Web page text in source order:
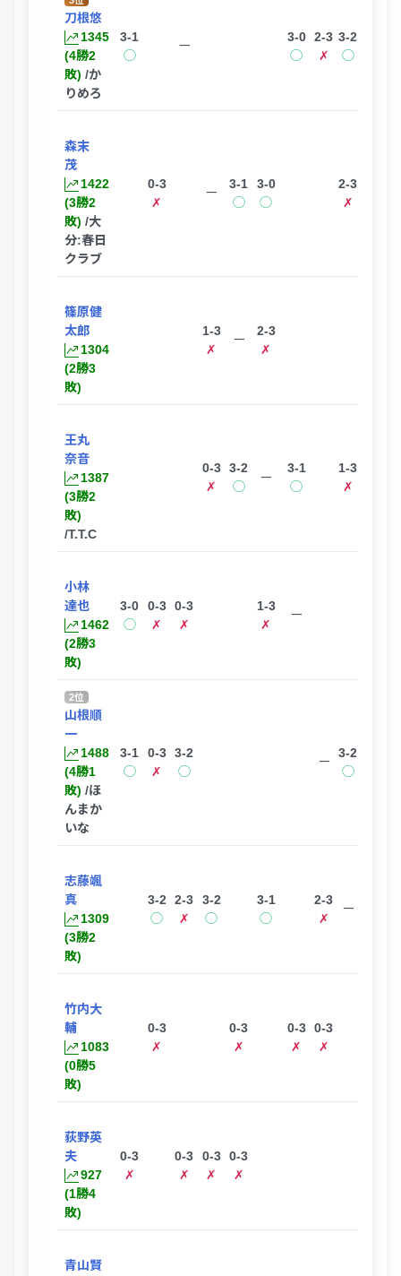
刀根悠
1345
(4勝2
敗) /か
りめろ
3-1
◯
ー
3-0
◯
2-3
✗
3-2
◯
森末
茂
1422
(3勝2
敗) /大
分:春日
クラブ
0-3
✗
ー
3-1
◯
3-0
◯
2-3
✗
篠原健
太郎
1304
(2勝3
敗)
1-3
✗
ー
2-3
✗
王丸
奈音
1387
(3勝2
敗)
/T.T.C
0-3
✗
3-2
◯
ー
3-1
◯
1-3
✗
小林
達也
1462
(2勝3
敗)
3-0
◯
0-3
✗
0-3
✗
1-3
✗
ー
2位
山根順
一
1488
(4勝1
敗) /ほ
んまか
いな
3-1
◯
0-3
✗
3-2
◯
ー
3-2
◯
志藤颯
真
1309
(3勝2
敗)
3-2
◯
2-3
✗
3-2
◯
3-1
◯
2-3
✗
ー
竹内大
輔
1083
(0勝5
敗)
0-3
✗
0-3
✗
0-3
✗
0-3
✗
荻野英
夫
927
(1勝4
敗)
0-3
✗
0-3
✗
0-3
✗
0-3
✗
青山賢